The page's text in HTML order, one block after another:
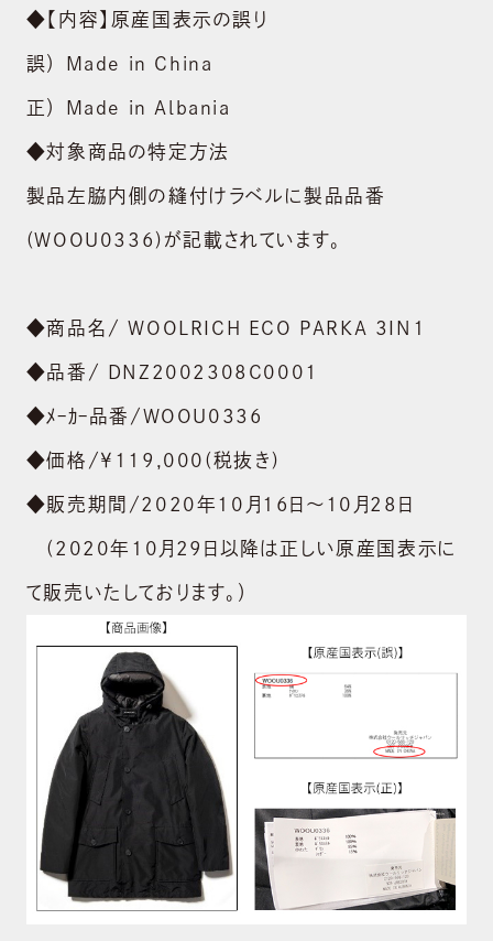
◆【内容】原産国表示の誤り
誤） Made in China
正） Made in Albania
◆対象商品の特定方法
製品左脇内側の縫付けラベルに製品品番
(WOOU0336)が記載されています。
◆商品名/ WOOLRICH ECO PARKA 3IN1
◆品番/ DNZ2002308C0001
◆ﾒｰｶｰ品番/WOOU0336
◆価格/￥119,000(税抜き)
◆販売期間/2020年10月16日～10月28日
(2020年10月29日以降は正しい原産国表示に
て販売いたしております。）